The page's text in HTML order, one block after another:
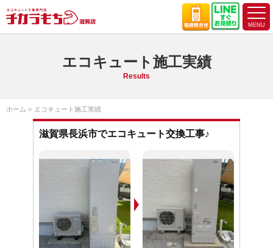
エコキュート施工実績
Results
ホーム エコキュート施工実績
滋賀県長浜市でエコキュート交換工事♪